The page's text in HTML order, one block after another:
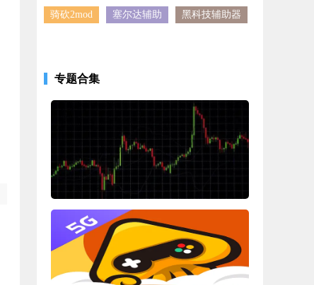
骑砍2mod 塞尔达辅助 黑科技辅助器
专题合集